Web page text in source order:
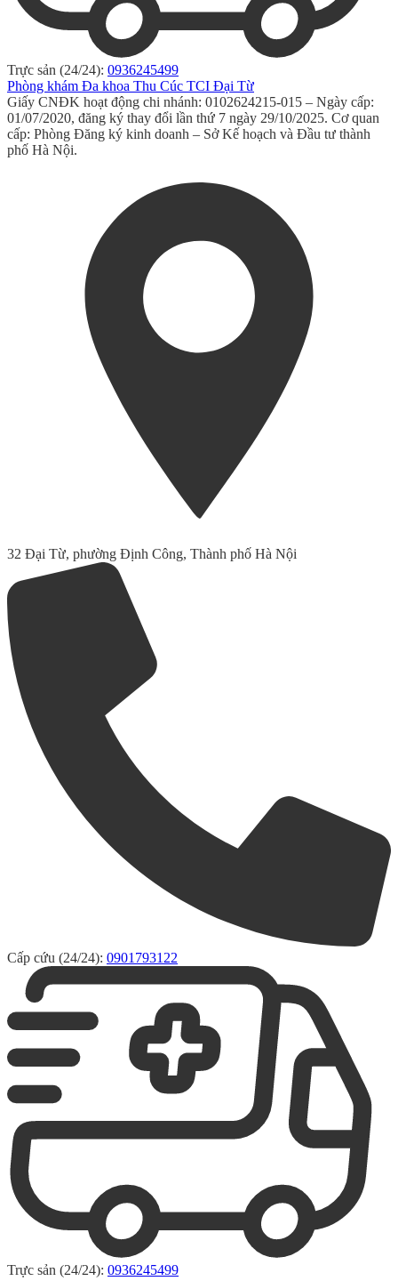
Trực sản (24/24): 0936245499
Phòng khám Đa khoa Thu Cúc TCI Đại Từ
Giấy CNĐK hoạt động chi nhánh: 0102624215-015 – Ngày cấp:
01/07/2020, đăng ký thay đổi lần thứ 7 ngày 29/10/2025. Cơ quan
cấp: Phòng Đăng ký kinh doanh – Sở Kế hoạch và Đầu tư thành
phố Hà Nội.
32 Đại Từ, phường Định Công, Thành phố Hà Nội
Cấp cứu (24/24): 0901793122
Trực sản (24/24): 0936245499